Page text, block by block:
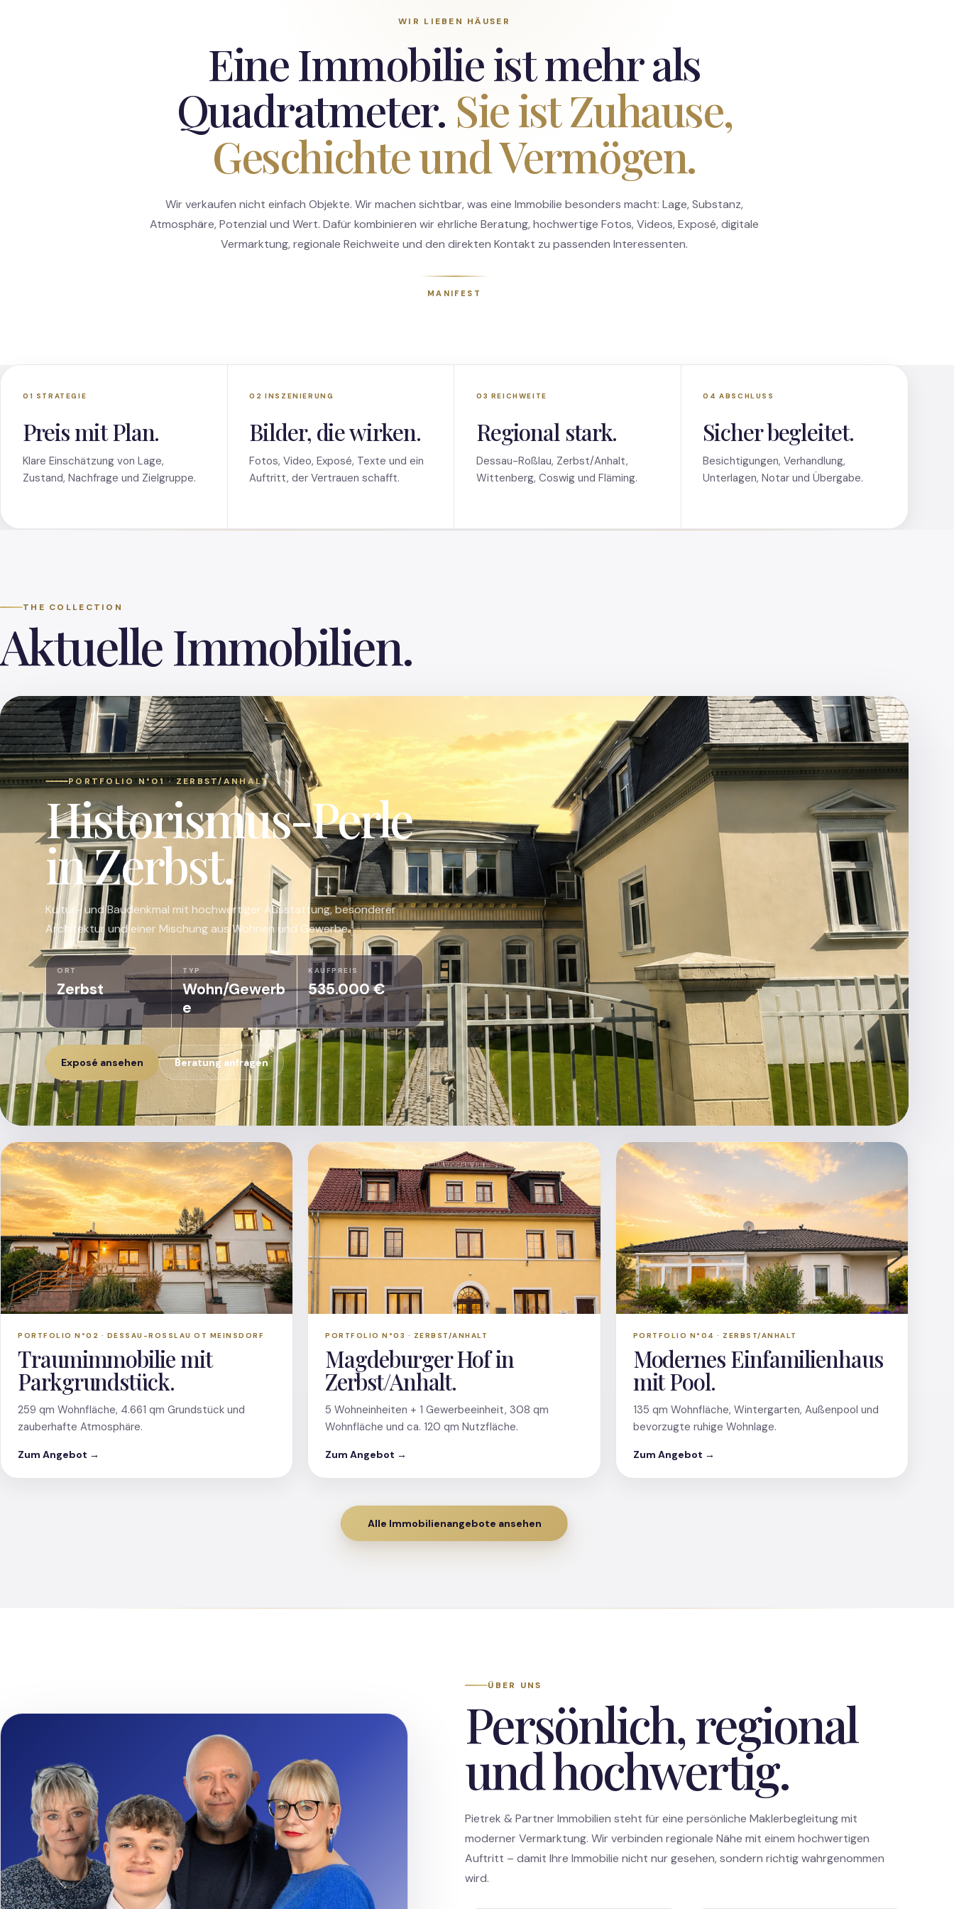
WIR LIEBEN HÄUSER
Eine Immobilie ist mehr als
Quadratmeter. Sie ist Zuhause,
Geschichte und Vermögen.
Wir verkaufen nicht einfach Objekte. Wir machen sichtbar, was eine Immobilie besonders macht: Lage, Substanz,
Atmosphäre, Potenzial und Wert. Dafür kombinieren wir ehrliche Beratung, hochwertige Fotos, Videos, Exposé, digitale
Vermarktung, regionale Reichweite und den direkten Kontakt zu passenden Interessenten.
MANIFEST
01 STRATEGIE
Preis mit Plan.
Klare Einschätzung von Lage,
Zustand, Nachfrage und Zielgruppe.
02 INSZENIERUNG
Bilder, die wirken.
Fotos, Video, Exposé, Texte und ein
Auftritt, der Vertrauen schafft.
03 REICHWEITE
Regional stark.
Dessau-Roßlau, Zerbst/Anhalt,
Wittenberg, Coswig und Fläming.
04 ABSCHLUSS
Sicher begleitet.
Besichtigungen, Verhandlung,
Unterlagen, Notar und Übergabe.
THE COLLECTION
Aktuelle Immobilien.
PORTFOLIO N°01 · ZERBST/ANHALT
Historismus-Perle
in Zerbst.
Kultur- und Baudenkmal mit hochwertiger Ausstattung, besonderer
Architektur und einer Mischung aus Wohnen und Gewerbe.
ORT
Zerbst
TYP
Wohn/Gewerb
e
KAUFPREIS
535.000 €
Exposé ansehen Beratung anfragen
PORTFOLIO N°02 · DESSAU-ROSSLAU OT MEINSDORF
Traumimmobilie mit
Parkgrundstück.
259 qm Wohnfläche, 4.661 qm Grundstück und
zauberhafte Atmosphäre.
Zum Angebot →
PORTFOLIO N°03 · ZERBST/ANHALT
Magdeburger Hof in
Zerbst/Anhalt.
5 Wohneinheiten + 1 Gewerbeeinheit, 308 qm
Wohnfläche und ca. 120 qm Nutzfläche.
Zum Angebot →
PORTFOLIO N°04 · ZERBST/ANHALT
Modernes Einfamilienhaus
mit Pool.
135 qm Wohnfläche, Wintergarten, Außenpool und
bevorzugte ruhige Wohnlage.
Zum Angebot →
Alle Immobilienangebote ansehen
ÜBER UNS
Persönlich, regional
und hochwertig.
Pietrek & Partner Immobilien steht für eine persönliche Maklerbegleitung mit
moderner Vermarktung. Wir verbinden regionale Nähe mit einem hochwertigen
Auftritt – damit Ihre Immobilie nicht nur gesehen, sondern richtig wahrgenommen
wird.